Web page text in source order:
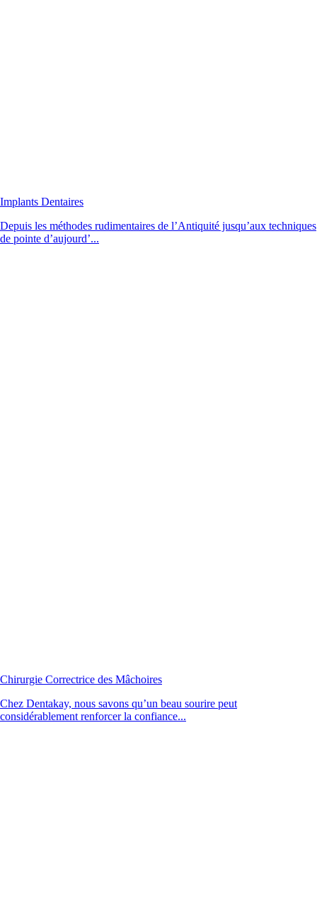
Implants Dentaires
Depuis les méthodes rudimentaires de l’Antiquité jusqu’aux techniques
de pointe d’aujourd’...
Chirurgie Correctrice des Mâchoires
Chez Dentakay, nous savons qu’un beau sourire peut
considérablement renforcer la confiance...